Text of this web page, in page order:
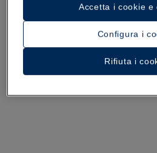
Guarda 37 foto e video
Configura i
Rifiuta i
Accetta i cookie e